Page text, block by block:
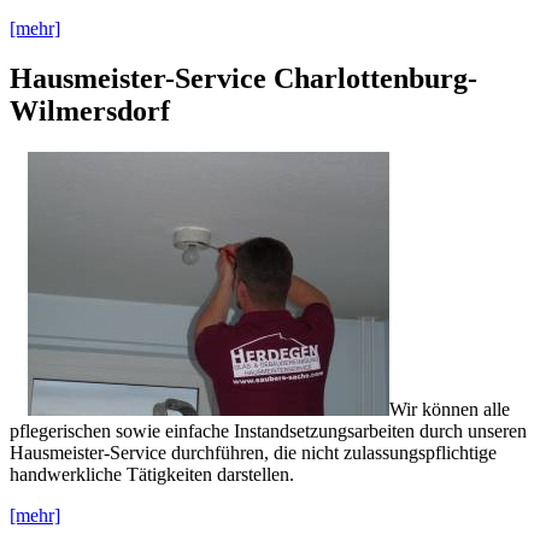
[mehr]
Hausmeister-Service Charlottenburg-
Wilmersdorf
Wir können alle
pflegerischen sowie einfache Instandsetzungsarbeiten durch unseren
Hausmeister-Service durchführen, die nicht zulassungspflichtige
handwerkliche Tätigkeiten darstellen.
[mehr]